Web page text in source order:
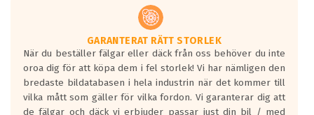
GARANTERAT RÄTT STORLEK
När du beställer fälgar eller däck från oss behöver du inte
oroa dig för att köpa dem i fel storlek! Vi har nämligen den
bredaste bildatabasen i hela industrin när det kommer till
vilka mått som gäller för vilka fordon. Vi garanterar dig att
de fälgar och däck vi erbjuder passar just din bil / med